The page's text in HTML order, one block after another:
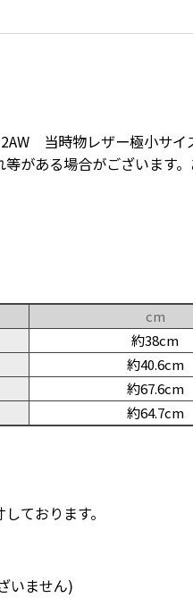
当時物レザー極小サ
がある場合がございます
cm
約38cm
約40.6cm
約67.6cm
約64.7cm
ております。
いません)